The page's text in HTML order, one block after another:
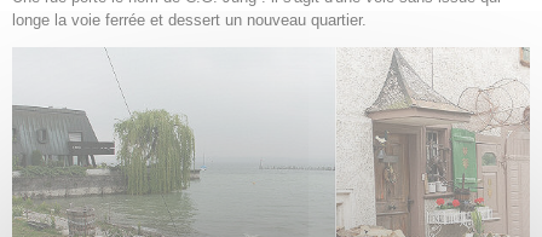
longe la voie ferrée et dessert un nouveau quartier.